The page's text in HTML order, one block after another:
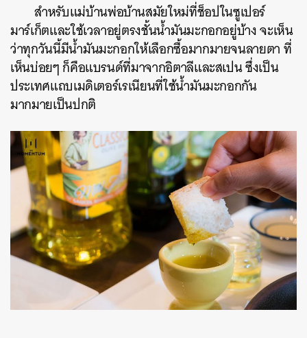
สำหรับแม่บ้านพ่อบ้านสมัยใหม่ที่ช็อปในซูเปอร์
มาร์เก็ตและใช้เวลาอยู่ตรงชั้นน้ำมันมะกอกอยู่บ้าง จะเห็น
ว่าทุกวันนี้มีน้ำมันมะกอกให้เลือกซื้อมากมายจนลายตา ที่
เห็นบ่อยๆ ก็คือแบรนด์ที่มาจากอิตาลีและสเปน ซึ่งเป็น
ประเทศแถบเมดิเตอร์เรเนียนที่ใช้น้ำมันมะกอกกัน
มากมายเป็นปกติ